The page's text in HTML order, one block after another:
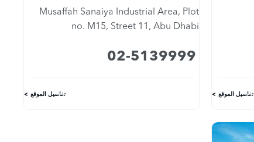
تفاصيل الموقع
Musaffah Sanaiya Industrial Area, Plot
no. M15, Street 11 , Abu Dhabi
02-5139999
تفاصيل الموقع